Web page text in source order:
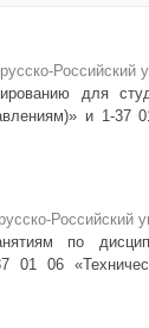
Российский
для
и 1-37
Российский
по
01 06